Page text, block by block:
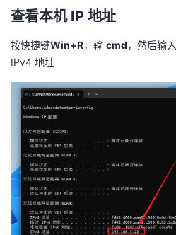
查看本机 IP 地址
按快捷键Win+R，输 cmd，然后输入
IPv4 地址